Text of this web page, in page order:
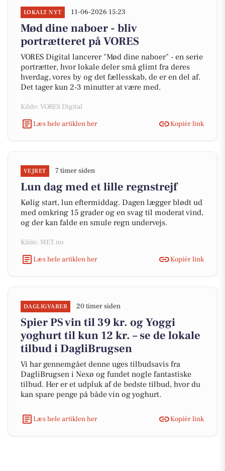
LOKALT NYT 11-06-2026 15:23
Mød dine naboer - bliv
portrætteret på VORES
VORES Digital lancerer "Mød dine naboer" - en serie
portrætter, hvor lokale deler små glimt fra deres
hverdag, vores by og det fællesskab, de er en del af.
Det tager kun 2-3 minutter at være med.
Kilde: VORES Digital
Læs hele artiklen her
Kopiér link
VEJRET 7 timer siden
Lun dag med et lille regnstrejf
Kølig start, lun eftermiddag. Dagen lægger blødt ud
med omkring 15 grader og en svag til moderat vind,
og der kan falde en smule regn undervejs.
Kilde: MET.no
Læs hele artiklen her
Kopiér link
DAGLIGVARER 20 timer siden
Spier PS vin til 39 kr. og Yoggi
yoghurt til kun 12 kr. – se de lokale
tilbud i DagliBrugsen
Vi har gennemgået denne uges tilbudsavis fra
DagliBrugsen i Nexø og fundet nogle fantastiske
tilbud. Her er et udpluk af de bedste tilbud, hvor du
kan spare penge på både vin og yoghurt.
Læs hele artiklen her Kopiér link